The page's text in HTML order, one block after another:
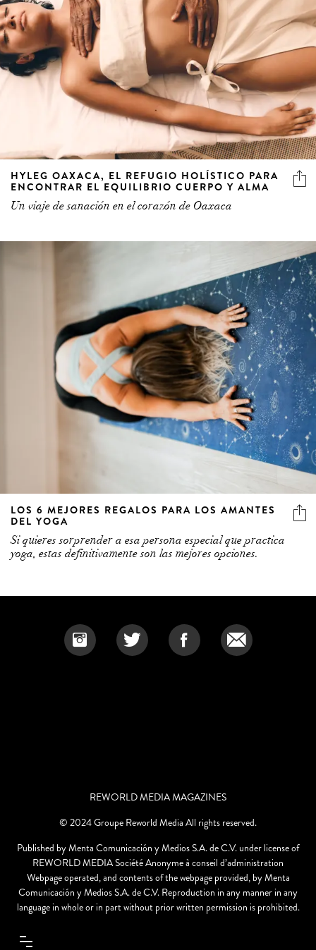
HYLEG OAXACA, EL REFUGIO HOLÍSTICO PARA
ENCONTRAR EL EQUILIBRIO CUERPO Y ALMA
Un viaje de sanación en el corazón de Oaxaca
LOS 6 MEJORES REGALOS PARA LOS AMANTES
DEL YOGA
Si quieres sorprender a esa persona especial que practica
yoga, estas definitivamente son las mejores opciones.
REWORLD MEDIA MAGAZINES
© 2024 Groupe Reworld Media All rights reserved.
Published by Menta Comunicación y Medios S.A. de C.V. under license of
REWORLD MEDIA Société Anonyme à conseil d’administration
Webpage operated, and contents of the webpage provided, by Menta
Comunicación y Medios S.A. de C.V. Reproduction in any manner in any
language in whole or in part without prior written permission is prohibited.